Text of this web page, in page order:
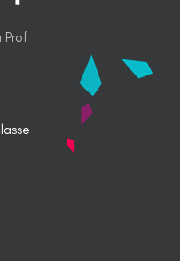
Prof